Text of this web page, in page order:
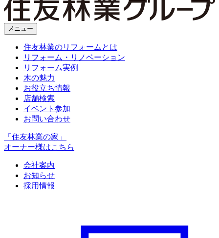
メニュー
住友林業のリフォームとは
リフォーム・リノベーション
リフォーム実例
木の魅力
お役立ち情報
店舗検索
イベント参加
お問い合わせ
「住友林業の家」
オーナー様はこちら
会社案内
お知らせ
採用情報